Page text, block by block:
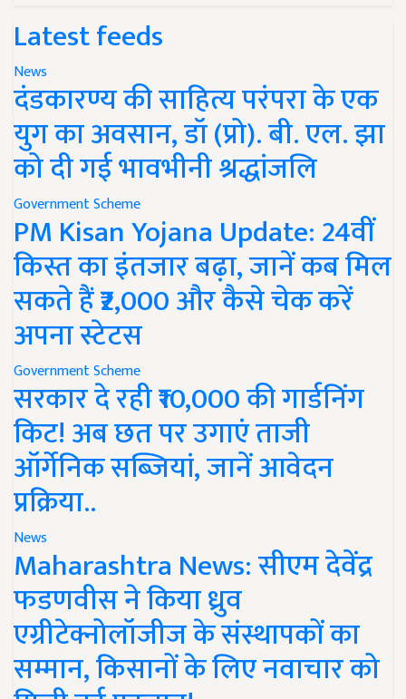
Latest feeds
News
दंडकारण्य की साहित्य परंपरा के एक
युग का अवसान, डॉ (प्रो). बी. एल. झा
को दी गई भावभीनी श्रद्धांजलि
Government Scheme
PM Kisan Yojana Update: 24वीं
किस्त का इंतजार बढ़ा, जानें कब मिल
सकते हैं ₹2,000 और कैसे चेक करें
अपना स्टेटस
Government Scheme
सरकार दे रही ₹10,000 की गार्डनिंग
किट! अब छत पर उगाएं ताजी
ऑर्गेनिक सब्जियां, जानें आवेदन
प्रक्रिया..
News
Maharashtra News: सीएम देवेंद्र
फडणवीस ने किया ध्रुव
एग्रीटेक्नोलॉजीज के संस्थापकों का
सम्मान, किसानों के लिए नवाचार को